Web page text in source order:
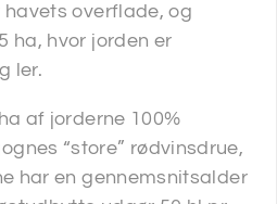
havets overflade, og
ha, hvor jorden er
ler.
af jorderne 100%
“store” rødvinsdrue,
har en gennemsnitsalder